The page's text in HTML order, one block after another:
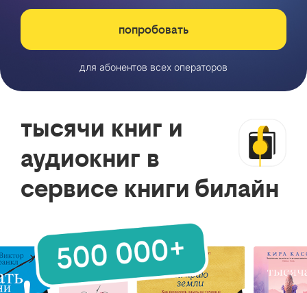
попробовать
для абонентов всех операторов
тысячи книг и
аудиокниг в
сервисе книги билайн